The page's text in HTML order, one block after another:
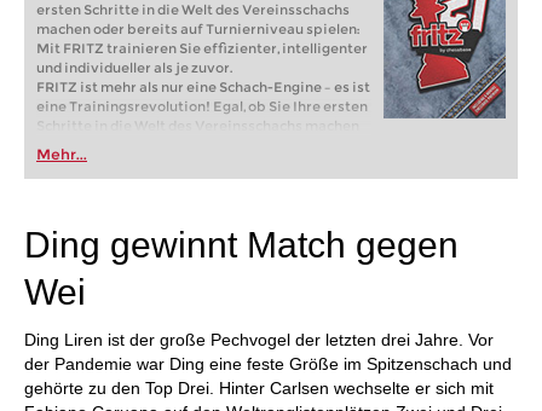
ersten Schritte in die Welt des Vereinsschachs
machen oder bereits auf Turnierniveau spielen:
Mit FRITZ trainieren Sie effizienter, intelligenter
und individueller als je zuvor.
FRITZ ist mehr als nur eine Schach-Engine – es ist
eine Trainingsrevolution! Egal, ob Sie Ihre ersten
Schritte in die Welt des Vereinsschachs machen
oder bereits auf Turnierniveau spielen: Mit
FRITZ trainieren Sie effizienter, intelligenter und
individueller als je zuvor.
Mehr...
Ding gewinnt Match gegen
Wei
Ding Liren ist der große Pechvogel der letzten drei Jahre. Vor
der Pandemie war Ding eine feste Größe im Spitzenschach und
gehörte zu den Top Drei. Hinter Carlsen wechselte er sich mit